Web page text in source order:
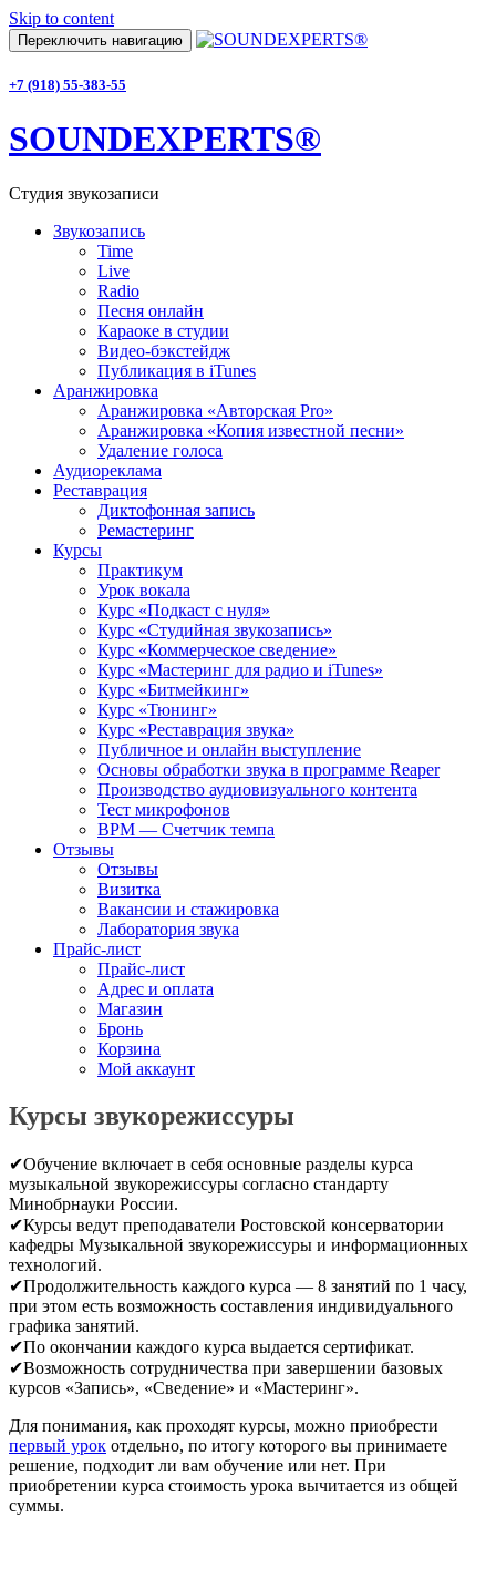
Skip to content
Переключить навигацию
+7 (918) 55-383-55
SOUNDEXPERTS®
Студия звукозаписи
Звукозапись
Time
Live
Radio
Песня онлайн
Караоке в студии
Видео-бэкстейдж
Публикация в iTunes
Аранжировка
Аранжировка «Авторская Pro»
Аранжировка «Копия известной песни»
Удаление голоса
Аудиореклама
Реставрация
Диктофонная запись
Ремастеринг
Курсы
Практикум
Урок вокала
Курс «Подкаст с нуля»
Курс «Студийная звукозапись»
Курс «Коммерческое сведение»
Курс «Мастеринг для радио и iTunes»
Курс «Битмейкинг»
Курс «Тюнинг»
Курс «Реставрация звука»
Публичное и онлайн выступление
Основы обработки звука в программе Reaper
Производство аудиовизуального контента
Тест микрофонов
BPM — Счетчик темпа
Отзывы
Отзывы
Визитка
Вакансии и стажировка
Лаборатория звука
Прайс-лист
Прайс-лист
Адрес и оплата
Магазин
Бронь
Корзина
Мой аккаунт
Курсы звукорежиссуры
✔Обучение включает в себя основные разделы курса
музыкальной звукорежиссуры согласно стандарту
Минобрнауки России.
✔Курсы ведут преподаватели Ростовской консерватории
кафедры Музыкальной звукорежиссуры и информационных
технологий.
✔Продолжительность каждого курса — 8 занятий по 1 часу,
при этом есть возможность составления индивидуального
графика занятий.
✔По окончании каждого курса выдается сертификат.
✔Возможность сотрудничества при завершении базовых
курсов «Запись», «Сведение» и «Мастеринг».
Для понимания, как проходят курсы, можно приобрести
первый урок отдельно, по итогу которого вы принимаете
решение, подходит ли вам обучение или нет. При
приобретении курса стоимость урока вычитается из общей
суммы.